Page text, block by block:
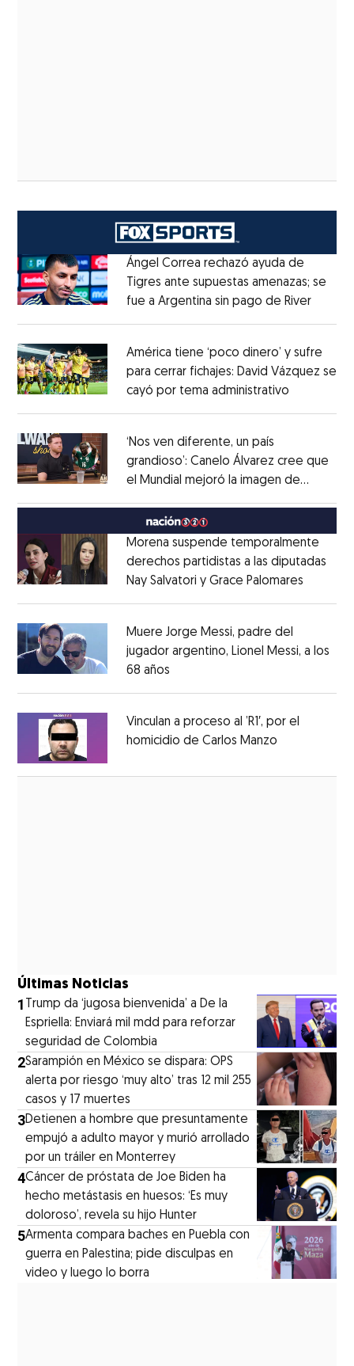
Ángel Correa rechazó ayuda de
Tigres ante supuestas amenazas; se
fue a Argentina sin pago de RiverOpens
América tiene ‘poco dinero’ y sufre
para cerrar fichajes: David Vázquez se
cayó por tema administrativo
‘Nos ven diferente, un país
grandioso’: Canelo Álvarez cree que
el Mundial mejoró la imagen de
MéxicoOpens in new window
Morena suspende temporalmente
derechos partidistas a las diputadas
Nay Salvatori y Grace Palomares
Muere Jorge Messi, padre del
jugador argentino, Lionel Messi, a los
68 años
Vinculan a proceso al ’R1′, por el
homicidio de Carlos Manzo
Últimas Noticias
1
Trump da ‘jugosa bienvenida’ a De la
Espriella: Enviará mil mdd para reforzar
seguridad de Colombia
2Sarampión en México se dispara: OPS
alerta por riesgo ‘muy alto’ tras 12 mil 255
casos y 17 muertes
3Detienen a hombre que presuntamente
empujó a adulto mayor y murió arrollado
por un tráiler en Monterrey
4Cáncer de próstata de Joe Biden ha
hecho metástasis en huesos: ‘Es muy
doloroso’, revela su hijo Hunter
5Armenta compara baches en Puebla con
guerra en Palestina; pide disculpas en
video y luego lo borra